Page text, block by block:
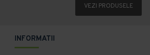
VEZI PRODUSELE
INFORMATII